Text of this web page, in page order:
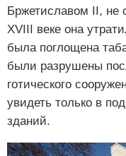
Бржетиславом II, не
XVIII веке она
была поглощена
были разрушены
готического
увидеть только в
зданий.